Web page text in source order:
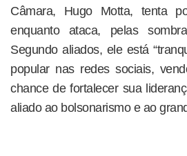
Câmara, Hugo Motta, tenta
enquanto ataca, pelas
Segundo aliados, ele está
popular nas redes sociais,
chance de fortalecer sua
aliado ao bolsonarismo e ao